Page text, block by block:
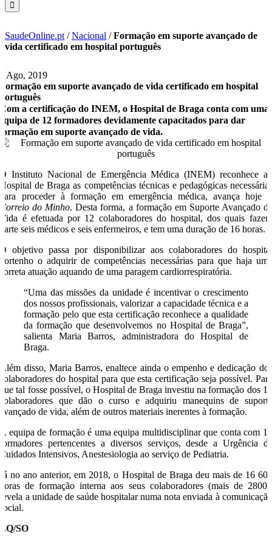
SaudeOnline.pt /Nacional /Formação em suporte avançado de
vida certificado em hospital português
8 Ago, 2019
Formação em suporte avançado de vida certificado em hospital
português
Com a certificação do INEM, o Hospital de Braga conta com uma
equipa de 12 formadores devidamente capacitados para dar
formação em suporte avançado de vida.
O Instituto Nacional de Emergência Médica (INEM) reconhece ao
Hospital de Braga as competências técnicas e pedagógicas necessárias
para proceder à formação em emergência médica, avança hoje o
Correio do Minho. Desta forma, a formação em Suporte Avançado de
Vida é efetuada por 12 colaboradores do hospital, dos quais fazem
parte seis médicos e seis enfermeiros, e tem uma duração de 16 horas.
O objetivo passa por disponibilizar aos colaboradores do hospital
nortenho o adquirir de competências necessárias para que haja uma
correta atuação aquando de uma paragem cardiorrespiratória.
“Uma das missões da unidade é incentivar o crescimento
dos nossos profissionais, valorizar a capacidade técnica e a
formação pelo que esta certificação reconhece a qualidade
da formação que desenvolvemos no Hospital de Braga”,
salienta Maria Barros, administradora do Hospital de
Braga.
Além disso, Maria Barros, enaltece ainda o empenho e dedicação dos
colaboradores do hospital para que esta certificação seja possível. Para
que tal fosse possível, o Hospital de Braga investiu na formação dos 12
colaboradores que dão o curso e adquiriu manequins de suporte
avançado de vida, além de outros materiais inerentes à formação.
A equipa de formação é uma equipa multidisciplinar que conta com 12
formadores pertencentes a diversos serviços, desde a Urgência de
Cuidados Intensivos, Anestesiologia ao serviço de Pediatria.
Já no ano anterior, em 2018, o Hospital de Braga deu mais de 16 600
horas de formação interna aos seus colaboradores (mais de 2800),
revela a unidade de saúde hospitalar numa nota enviada à comunicação
social.
EQ/SO